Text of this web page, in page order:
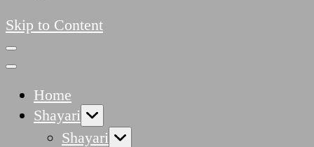
Skip to Content
Home
Shayari
Shayari